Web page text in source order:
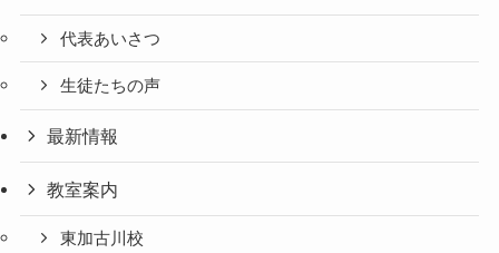
代表あいさつ
生徒たちの声
最新情報
教室案内
東加古川校